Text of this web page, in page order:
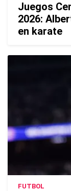
Juegos
2026:
en karate
FUTBOL